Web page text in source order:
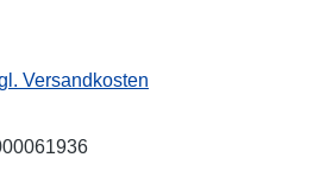
Versandkosten